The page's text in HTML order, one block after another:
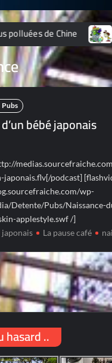
de Chine
Pubs
bébé japonais
japonais.flv[/podcast]
wp-
Detente/Pubs/Naissance-
applestyle.swf /]
japonais La pause café
hasard ..